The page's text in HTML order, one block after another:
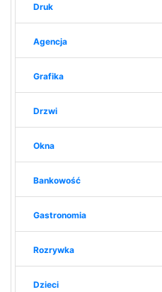
Druk
Agencja
Grafika
Drzwi
Okna
Bankowość
Gastronomia
Rozrywka
Dzieci